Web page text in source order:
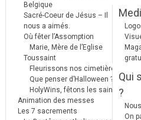
Belgique
Sacré-Coeur de Jésus – Il
nous a aimés.
Où fêter l’Assomption
Marie, Mère de l’Eglise
Toussaint
Fleurissons nos cimetières
Que penser d’Halloween ?
HolyWins, fêtons les saints !
Animation des messes
Les 7 sacrements
Qui
?
On